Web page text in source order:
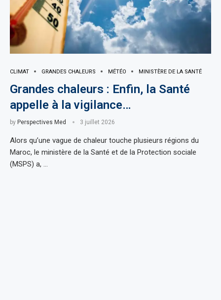
CLIMAT GRANDES CHALEURS MÉTÉO MINISTÈRE DE LA SANTÉ
Grandes chaleurs : Enfin, la Santé
appelle à la vigilance…
by Perspectives Med 3 juillet 2026
Alors qu’une vague de chaleur touche plusieurs régions du
Maroc, le ministère de la Santé et de la Protection sociale
(MSPS) a, …